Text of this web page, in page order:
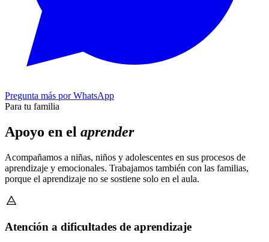
Pregunta más por WhatsApp
Para tu familia
Apoyo en el aprender
Acompañamos a niñas, niños y adolescentes en sus procesos de
aprendizaje y emocionales. Trabajamos también con las familias,
porque el aprendizaje no se sostiene solo en el aula.
Atención a dificultades de aprendizaje